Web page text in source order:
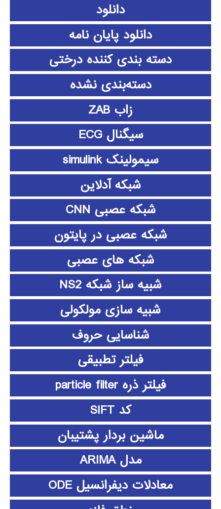
دانلود
دانلود پايان نامه
دسته بندی کننده درختی
دسته‌بندی نشده
زاب ZAB
سیگنال ECG
سیمولینک simulink
شبکه آدلاین
شبکه عصبی CNN
شبکه عصبی در پایتون
شبکه های عصبی
شبیه ساز شبکه NS2
شبیه سازی مولکولی
شناسایی حروف
فیلتر تطبیقی
فیلتر ذره particle filter
کد SIFT
ماشین بردار پشتیبان
مدل ARIMA
معادلات دیفرانسیل ODE